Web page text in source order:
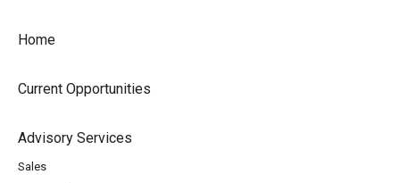
Home
Current Opportunities
Advisory Services
Sales